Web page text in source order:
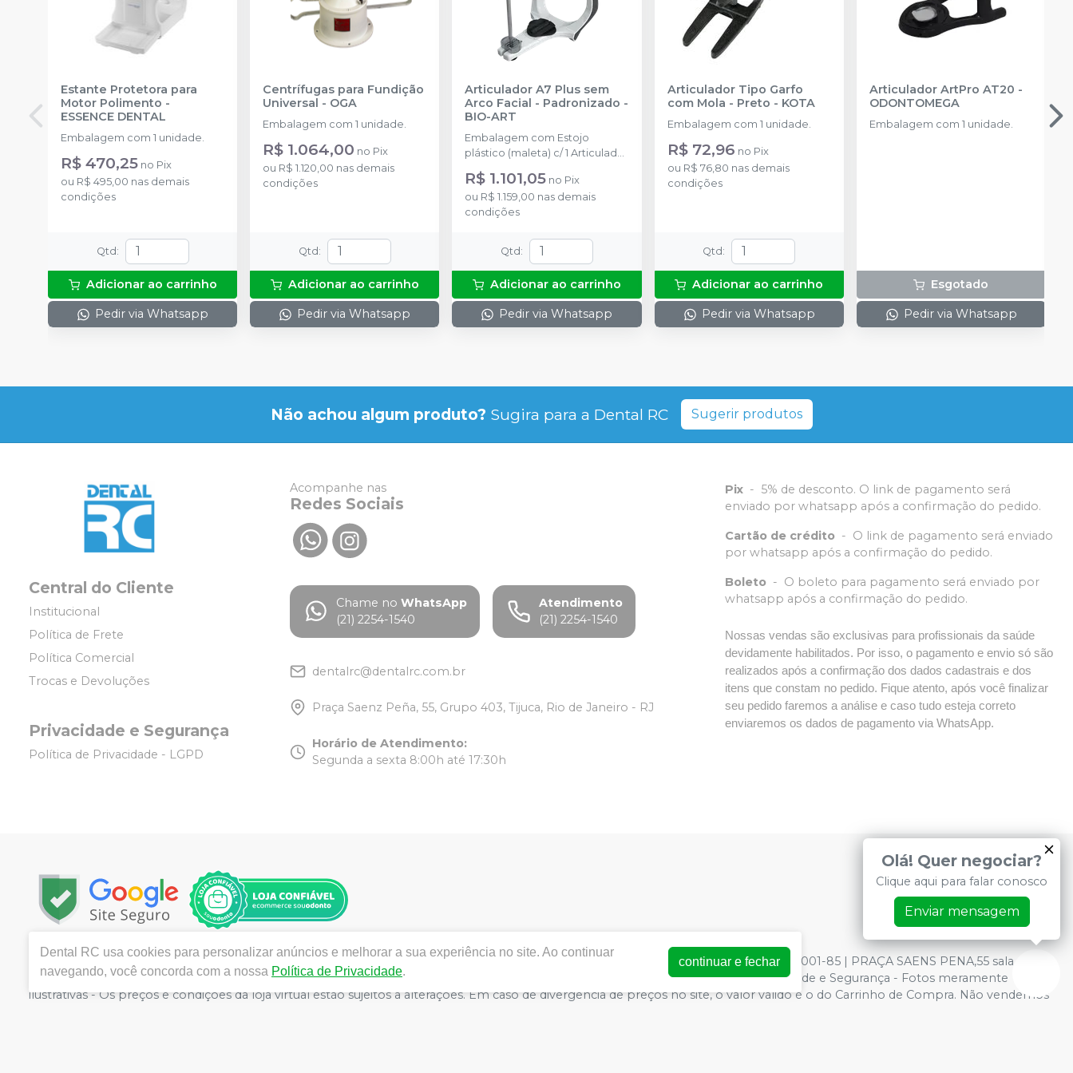
Olá! Quer negociar?
Clique aqui para falar conosco
Enviar mensagem
Estante Protetora para
Motor Polimento -
ESSENCE DENTAL
Embalagem com 1 unidade.
R$ 470,25 no Pix
ou R$ 495,00 nas demais
condições
Qtd :
Adicionar ao carrinho
Pedir via Whatsapp
Centrífugas para Fundição
Universal - OGA
Embalagem com 1 unidade.
R$ 1.064,00 no Pix
ou R$ 1.120,00 nas demais
condições
Qtd :
Adicionar ao carrinho
Pedir via Whatsapp
Articulador A7 Plus sem
Arco Facial - Padronizado -
BIO-ART
Embalagem com Estojo
plástico (maleta) c/ 1 Articulador
1 par de placas de montagem
trilho, 1 pino de apoio do ramo, 1
mesa incisal acrílica e 1 pino
R$ 1.101,05 no Pix
ou R$ 1.159,00 nas demais
condições
Qtd :
Adicionar ao carrinho
Pedir via Whatsapp
Articulador Tipo Garfo
com Mola - Preto - KOTA
Embalagem com 1 unidade.
R$ 72,96 no Pix
ou R$ 76,80 nas demais
condições
Qtd :
Adicionar ao carrinho
Pedir via Whatsapp
Articulador ArtPro AT20 -
ODONTOMEGA
Embalagem com 1 unidade.
Esgotado
Pedir via Whatsapp
Não achou algum produto? Sugira para a Dental RC Sugerir produtos
Central do Cliente
Institucional
Política de Frete
Política Comercial
Trocas e Devoluções
Privacidade e Segurança
Política de Privacidade - LGPD
Acompanhe nas
Redes Sociais
Chame no WhatsApp
(21) 2254-1540
Atendimento
(21) 2254-1540
dentalrc@dentalrc.com.br
Praça Saenz Peña, 55, Grupo 403, Tijuca, Rio de Janeiro - RJ
Horário de Atendimento:
Segunda a sexta 8:00h até 17:30h
Pix - 5% de desconto. O link de pagamento será
enviado por whatsapp após a confirmação do pedido.
Cartão de crédito - O link de pagamento será enviado
por whatsapp após a confirmação do pedido.
Boleto - O boleto para pagamento será enviado por
whatsapp após a confirmação do pedido.
Nossas vendas são exclusivas para profissionais da saúde
devidamente habilitados. Por isso, o pagamento e envio só são
realizados após a confirmação dos dados cadastrais e dos
itens que constam no pedido. Fique atento, após você finalizar
seu pedido faremos a análise e caso tudo esteja correto
enviaremos os dados de pagamento via WhatsApp.
Copyright © 2025 | Todos os direitos reservados | www.dentalrc.com.br | RC MATERIAL ODONTOLOGICO LTDA | CNPJ: 73.966.590/0001-85 | PRAÇA SAENS PENA,55 sala 403 -
Tijuca - Rio de Janeiro - RJ | Responsável técnico: RAFAELLA MARQUES IGREJA DOS SANTOS CRO/RJ nº 55115 | Política de Privacidade e Segurança - Fotos meramente
ilustrativas - Os preços e condições da loja virtual estão sujeitos a alterações. Em caso de divergência de preços no site, o valor válido é o do Carrinho de Compra. Não vendemos
Dental RC usa cookies para personalizar anúncios e melhorar a sua experiência no site. Ao continuar
navegando, você concorda com a nossa Política de Privacidade.
continuar e fechar